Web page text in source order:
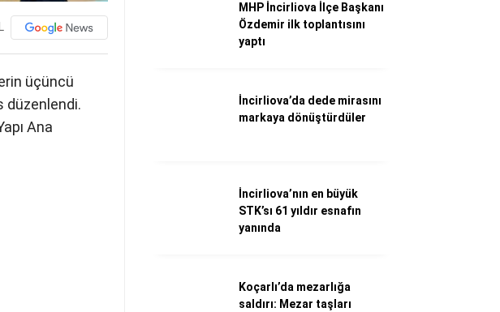
Instagram
üçüncü
düzenlendi.
Ana
MHP İncirliova İlçe Başkanı
Özdemir ilk toplantısını
yaptı
İncirliova’da dede mirasını
markaya dönüştürdüler
İncirliova’nın en büyük
STK’sı 61 yıldır esnafın
yanında
Koçarlı’da mezarlığa
saldırı: Mezar taşları